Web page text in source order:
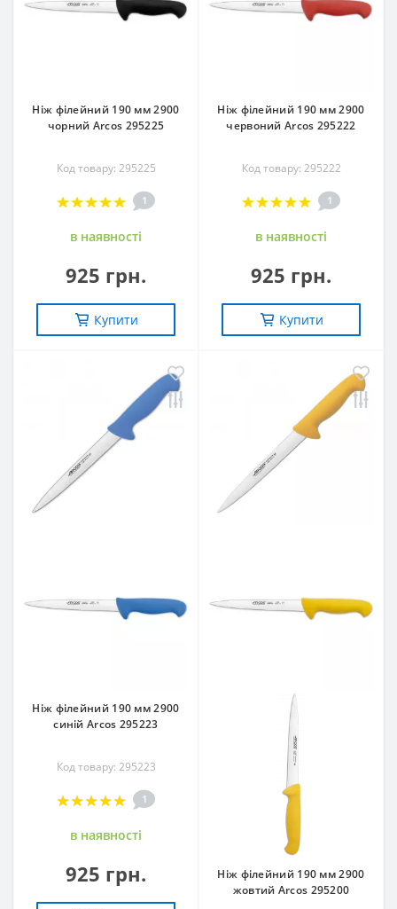
Ніж філейний 190 мм 2900
чорний Arcos 295225
Код товару: 295225
1
в наявностi
925 грн.
Купити
Ніж філейний 190 мм 2900
червоний Arcos 295222
Код товару: 295222
1
в наявностi
925 грн.
Купити
Ніж філейний 190 мм 2900
синій Arcos 295223
Код товару: 295223
1
в наявностi
925 грн.
Ніж філейний 190 мм 2900
жовтий Arcos 295200